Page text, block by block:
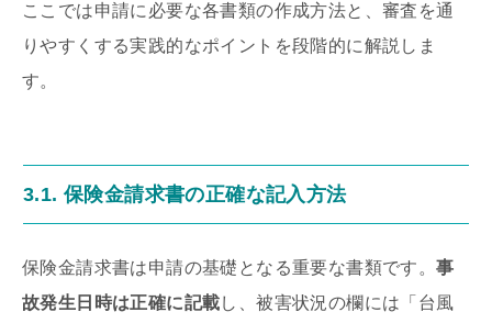
ここでは申請に必要な各書類の作成方法と、審査を通
りやすくする実践的なポイントを段階的に解説しま
す。
3.1. 保険金請求書の正確な記入方法
保険金請求書は申請の基礎となる重要な書類です。事
故発生日時は正確に記載し、被害状況の欄には「台風